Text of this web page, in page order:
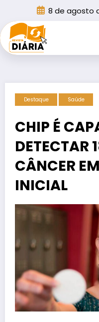
conteúdo
8 de agosto
Destaque Saúde
CHIP É
DETECTAR
CÂNCER
INICIAL